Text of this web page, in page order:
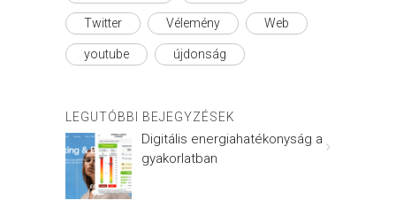
Twitter Vélemény Web
youtube újdonság
LEGUTÓBBI BEJEGYZÉSEK
Digitális energiahatékonyság a
gyakorlatban